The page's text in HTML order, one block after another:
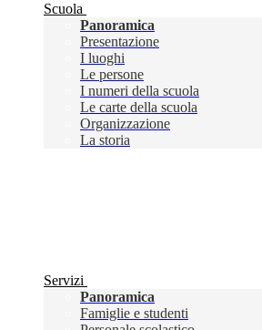
Scuola
Panoramica
Presentazione
I luoghi
Le persone
I numeri della scuola
Le carte della scuola
Organizzazione
La storia
Servizi
Panoramica
Famiglie e studenti